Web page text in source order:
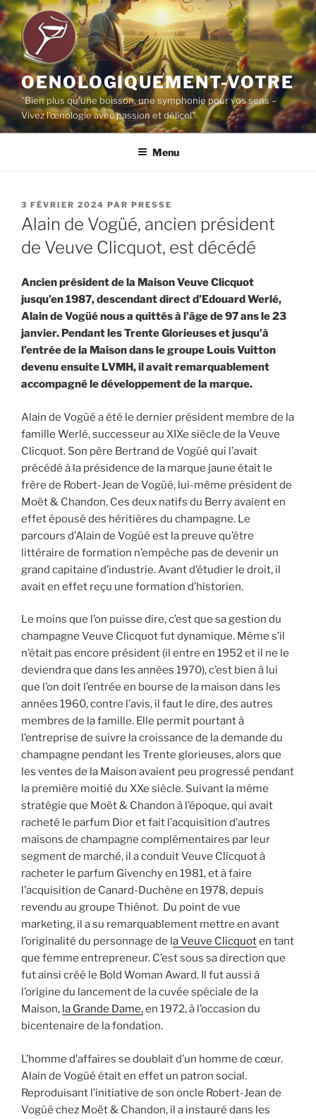
Aller
au
contenu
principal
OENOLOGIQUEMENT-VOTRE
"Bien plus qu'une boisson, une symphonie pour vos sens –
Vivez l'œnologie avec passion et délice!"
Menu
PUBLIÉ
LE
3 FÉVRIER 2024 PAR PRESSE
Alain de Vogüé, ancien président
de Veuve Clicquot, est décédé
Ancien président de la Maison Veuve Clicquot
jusqu’en 1987, descendant direct d’Edouard Werlé,
Alain de Vogüé nous a quittés à l’âge de 97 ans le 23
janvier. Pendant les Trente Glorieuses et jusqu’à
l’entrée de la Maison dans le groupe Louis Vuitton
devenu ensuite LVMH, il avait remarquablement
accompagné le développement de la marque.
Alain de Vogüé a été le dernier président membre de la
famille Werlé, successeur au XIXe siècle de la Veuve
Clicquot. Son père Bertrand de Vogüé qui l’avait
précédé à la présidence de la marque jaune était le
frère de Robert-Jean de Vogüé, lui-même président de
Moët & Chandon. Ces deux natifs du Berry avaient en
effet épousé des héritières du champagne. Le
parcours d’Alain de Vogüé est la preuve qu’être
littéraire de formation n’empêche pas de devenir un
grand capitaine d’industrie. Avant d’étudier le droit, il
avait en effet reçu une formation d’historien.
Le moins que l’on puisse dire, c’est que sa gestion du
champagne Veuve Clicquot fut dynamique. Même s’il
n’était pas encore président (il entre en 1952 et il ne le
deviendra que dans les années 1970), c’est bien à lui
que l’on doit l’entrée en bourse de la maison dans les
années 1960, contre l’avis, il faut le dire, des autres
membres de la famille. Elle permit pourtant à
l’entreprise de suivre la croissance de la demande du
champagne pendant les Trente glorieuses, alors que
les ventes de la Maison avaient peu progressé pendant
la première moitié du XXe siècle. Suivant la même
stratégie que Moët & Chandon à l’époque, qui avait
racheté le parfum Dior et fait l’acquisition d’autres
maisons de champagne complémentaires par leur
segment de marché, il a conduit Veuve Clicquot à
racheter le parfum Givenchy en 1981, et à faire
l’acquisition de Canard-Duchêne en 1978, depuis
revendu au groupe Thiénot. Du point de vue
marketing, il a su remarquablement mettre en avant
l’originalité du personnage de la Veuve Clicquoten tant
que femme entrepreneur. C’est sous sa direction que
fut ainsi créé le Bold Woman Award. Il fut aussi à
l’origine du lancement de la cuvée spéciale de la
Maison, la Grande Dame,en 1972, à l’occasion du
bicentenaire de la fondation.
L’homme d’affaires se doublait d’un homme de cœur.
Alain de Vogüé était en effet un patron social.
Reproduisant l’initiative de son oncle Robert-Jean de
Vogüé chez Moët & Chandon, il a instauré dans les